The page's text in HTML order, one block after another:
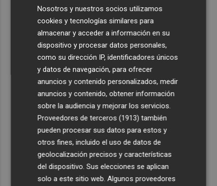
El Villarreal anuncia a sus seis capitanes: Gerard
Moreno, Foyth, Comesaña, Ayoze, Cardona y Logan
Costa
Recibe toda la actualidad de
Plaza Podcast en tu correo
Quiero suscribirme
Nosotros y nuestros socios utilizamos
cookies y tecnologías similares para
almacenar y acceder a información en su
dispositivo y procesar datos personales,
como su dirección IP, identificadores únicos
y datos de navegación, para ofrecer
anuncios y contenido personalizados, medir
anuncios y contenido, obtener información
sobre la audiencia y mejorar los servicios.
Proveedores de terceros (1913) también
pueden procesar sus datos para estos y
otros fines, incluido el uso de datos de
geolocalización precisos y características
del dispositivo. Sus elecciones se aplican
solo a este sitio web. Algunos proveedores